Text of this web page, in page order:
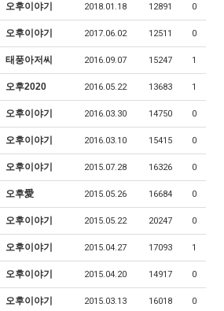
오후이야기 2018.01.18 12891 0
오후이야기 2017.06.02 12511 0
태풍아저씨 2016.09.07 15247 1
오후2020 2016.05.22 13683 1
오후이야기 2016.03.30 14750 0
오후이야기 2016.03.10 15415 0
오후이야기 2015.07.28 16326 0
오후愛 2015.05.26 16684 0
오후이야기 2015.05.22 20247 0
오후이야기 2015.04.27 17093 1
오후이야기 2015.04.20 14917 0
오후이야기 2015.03.13 16018 0